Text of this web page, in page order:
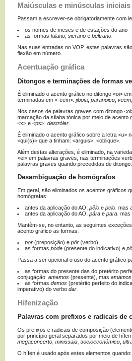
Maiúsculas e minúsculas iniciais
Passam a escrever-se obrigatoriamente com
os nomes de meses e de estações do ano -
as formas fulano sicrano e beltrano
Nas suas entradas no VOP, estas palavras
flexão em número.
Acentuação gráfica
Ditongos e terminações de formas
É eliminado o acento gráfico no ditongo <oi>
terminadas em <-eem>: jiboia, paranoico, veem
Nos casos de palavras graves com ditongo
marcação da sílaba tónica por meio de acento
<x> e <ps>: destróier.
É eliminado o acento gráfico sobre a letra <u>
<qui(s)> que a tinham: <arguis>, <oblique>.
Além destas alterações, é eliminado, na
<ei> em palavras graves, nas terminações
palavras graves quando precedidas de
Desambiguação de homógrafos
Em geral, são eliminados os acentos gráficos
homógrafas:
antes da aplicação do AO, pêlo e pelo ,
antes da aplicação do AO, pára e para ,
Mantêm-se, no entanto, as seguintes
acento gráfico as formas:
por (preposição) e pôr (verbo);
as formas pode (presente do indicativo) e
Passa a ser opcional o uso do acento gráfico
as formas do presente das do pretérito
conjugação: amamos (presente), mas amámos
as formas demos (pretérito perfeito do
imperativo) do verbo dar
Hifenização
Palavras com prefixos e radicais de
Os prefixos e radicais de composição
por princípio geral separados por meio de
megaconcerto minissaia socioeconómico
O hífen é usado após estes elementos quando: